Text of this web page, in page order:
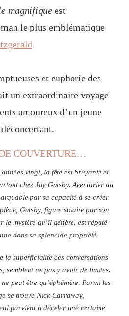
magnifique est
le plus emblématique
.
et euphorie des
un extraordinaire voyage
amoureux d’un jeune
COUVERTURE…
vingt, la fête est bruyante et
chez Jay Gatsby. Aventurier au
par sa capacité à se créer
Gatsby, figure solaire par son
le mystère qu’il génère, est réputé
dans sa splendide propriété.
la superficialité des conversations
semblent ne pas y avoir de limites.
peut être qu’éphémère. Parmi les
se trouve Nick Carraway,
parvient à déceler une certaine